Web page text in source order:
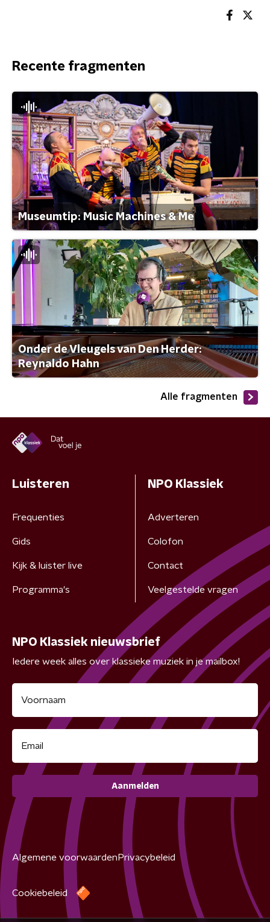
Recente fragmenten
Museumtip: Music Machines & Me
Onder de Vleugels van Den Herder:
Reynaldo Hahn
Alle fragmenten
Luisteren
Frequenties
Gids
Kijk & luister live
Programma's
NPO Klassiek
Adverteren
Colofon
Contact
Veelgestelde vragen
NPO Klassiek nieuwsbrief
Iedere week alles over klassieke muziek in je mailbox!
Aanmelden
Algemene voorwaardenPrivacybeleid
Cookiebeleid